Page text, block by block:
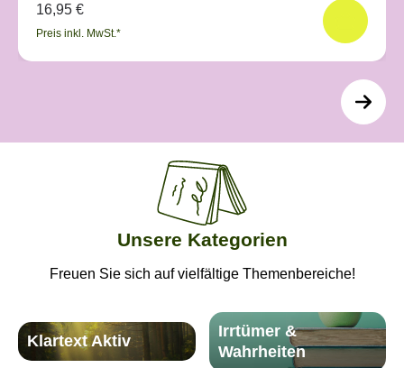
16,95 €
Preis inkl. MwSt.*
Unsere Kategorien
Freuen Sie sich auf vielfältige Themenbereiche!
Klartext Aktiv
Irrtümer &
Wahrheiten